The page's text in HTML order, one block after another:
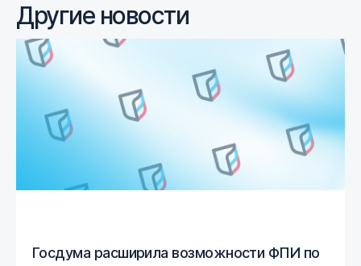
Другие новости
Госдума расширила возможности ФПИ по